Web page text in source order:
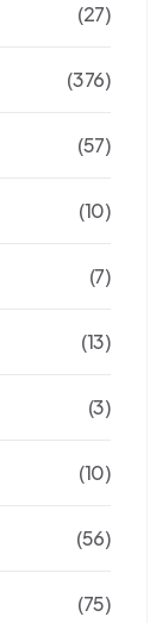
(27)
(376)
(57)
(10)
(7)
(13)
(3)
(10)
(56)
(75)